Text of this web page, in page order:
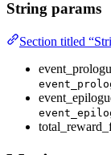
String params
Section titled